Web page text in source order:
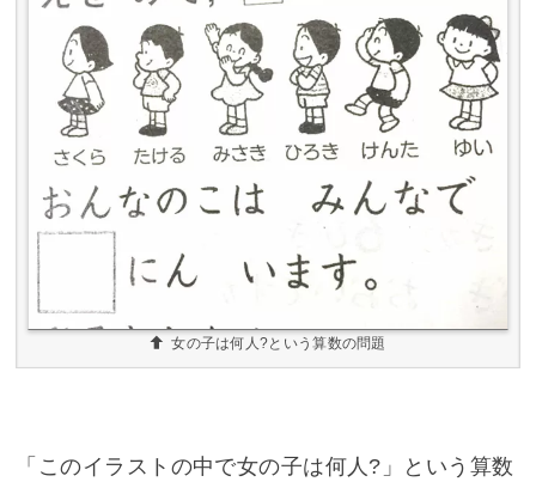
女の子は何人?という算数の問題
「このイラストの中で女の子は何人?」という算数